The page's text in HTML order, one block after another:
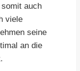
auch
viele
seine
an die